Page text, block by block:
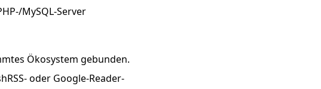
MySQL-Server
Ökosystem gebunden.
oder Google-Reader-